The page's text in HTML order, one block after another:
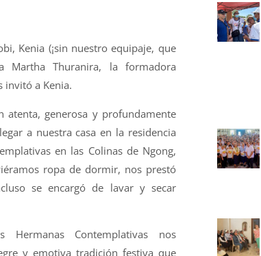
Kenia (¡sin nuestro equipaje, que
Martha Thuranira, la formadora
invitó a Kenia.
atenta, generosa y profundamente
a nuestra casa en la residencia
en las Colinas de Ngong,
ropa de dormir, nos prestó
se encargó de lavar y secar
Contemplativas nos
y emotiva tradición festiva que